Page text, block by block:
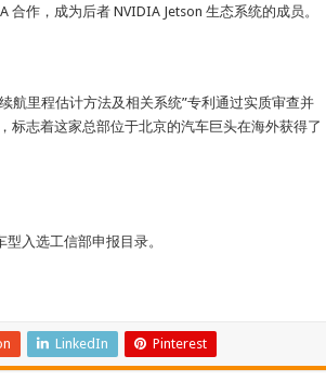
合作，成为后者 NVIDIA Jetson 生态系统的成员。
航里程估计方法及相关系统”专利通过实质审查并
标志着这家总部位于北京的汽车巨头在海外获得了
入选工信部申报目录。
LinkedIn Pinterest